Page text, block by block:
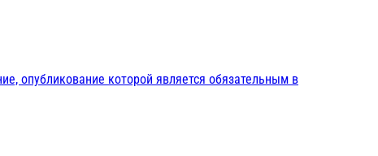
опубликование которой является обязательным в